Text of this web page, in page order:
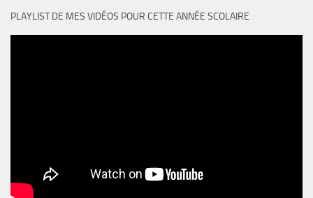
PLAYLIST DE MES VIDÉOS POUR CETTE ANNÉE SCOLAIRE